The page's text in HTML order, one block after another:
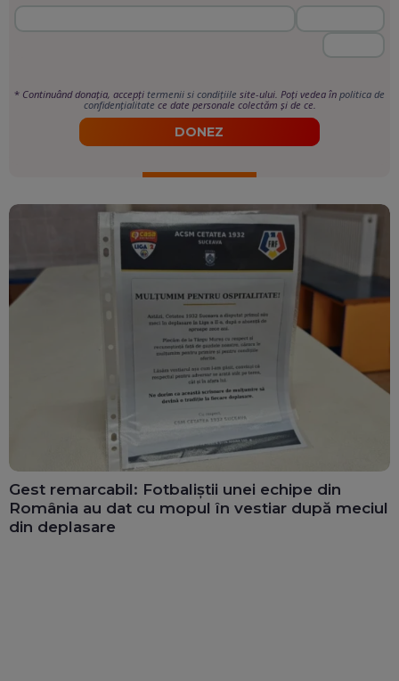
* Continuând donația, accepți termenii si condițiile site-ului. Poți vedea în politica de
confidențialitate ce date personale colectăm și de ce.
DONEZ
Gest remarcabil: Fotbaliștii unei echipe din
România au dat cu mopul în vestiar după meciul
din deplasare